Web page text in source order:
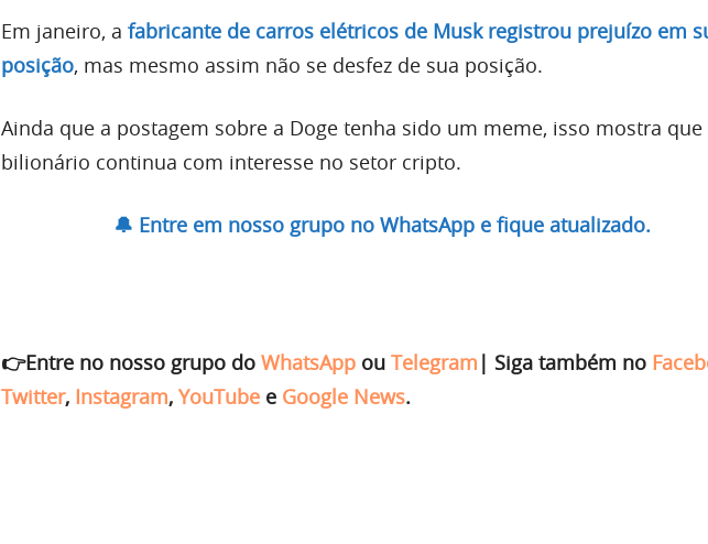
Em janeiro, a fabricante de carros elétricos de Musk registrou prejuízo em
posição, mas mesmo assim não se desfez de sua posição.
Ainda que a postagem sobre a Doge tenha sido um meme, isso mostra que
bilionário continua com interesse no setor cripto.
🔔 Entre em nosso grupo no WhatsApp e fique atualizado.
👉Entre no nosso grupo do WhatsApp ou Telegram | Siga também no
Twitter, Instagram, YouTube e Google News.